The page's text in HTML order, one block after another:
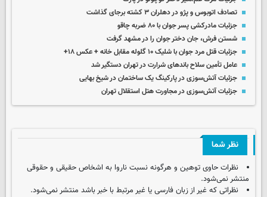
تصادف اتوبوس و پژو در دهلران ۳ کشته برجای گذاشت
جزئیات مادرکشی پسر جوان با ۸۰ ضربه چاقو
شستن فرش، جان دختر جوان را در مشهد گرفت
جزئیات قتل مرد جوان با شلیک ۱۰ گلوله مقابل خانه + عکس ۱۸+
عامل تأمین سلاح باندهای شرارت در تهران دستگیر شد
جزئیات آتش‌سوزی در پارکینگ یک ساختمان در شیخ بهایی
جزئیات آتش‌سوزی در مجاورت هتل استقلال تهران
نظر شما
نظرات حاوی توهین و هرگونه نسبت ناروا به اشخاص حقیقی و حقوقی
منتشر نمی‌شود.
نظراتی که غیر از زبان فارسی یا غیر مرتبط با خبر باشد منتشر نمی‌شود.